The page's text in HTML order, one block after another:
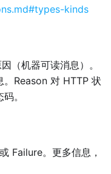
kinds
（机器可读消息）。
。Reason 对 HTTP 状
。
Failure。更多信息，